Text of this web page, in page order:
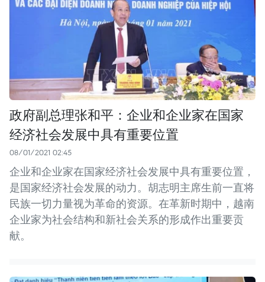
政府副总理张和平：企业和企业家在国家
经济社会发展中具有重要位置
08/01/2021 02:45
企业和企业家在国家经济社会发展中具有重要位置，
是国家经济社会发展的动力。胡志明主席生前一直将
民族一切力量视为革命的资源。在革新时期中，越南
企业家为社会结构和新社会关系的形成作出重要贡
献。